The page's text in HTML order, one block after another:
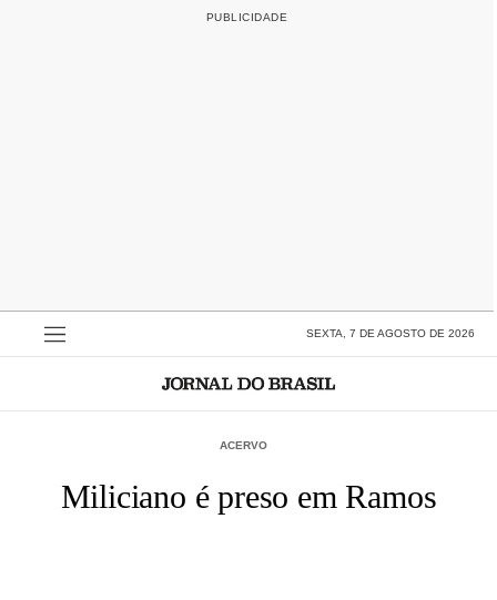
SEXTA, 7 DE AGOSTO DE 2026
ACERVO
Miliciano é preso em Ramos